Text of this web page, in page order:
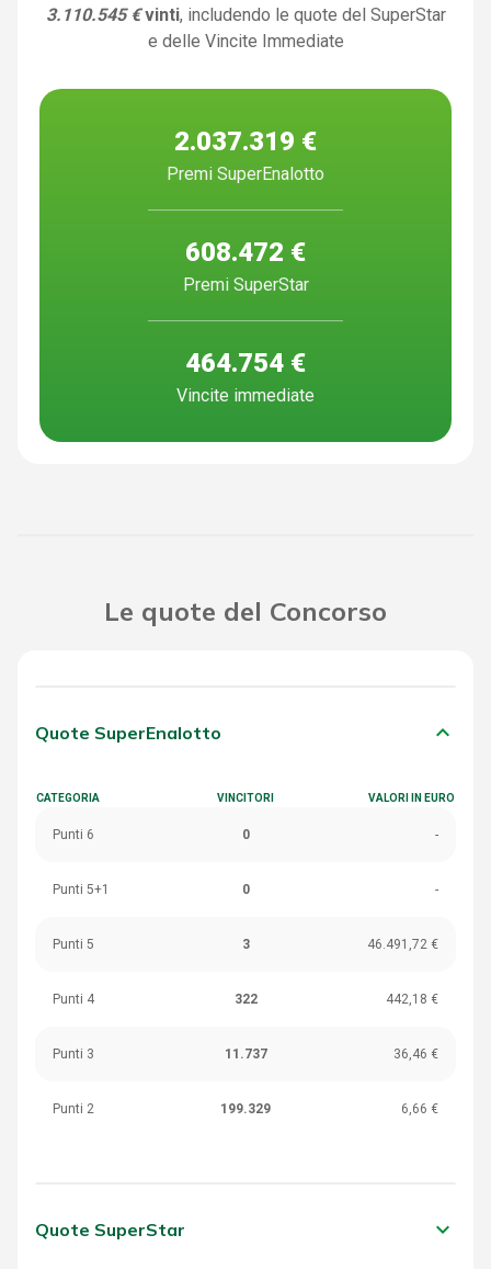
3.110.545 € vinti, includendo le quote del SuperStar
e delle Vincite Immediate
2.037.319 €
Premi SuperEnalotto
608.472 €
Premi SuperStar
464.754 €
Vincite immediate
Le quote del Concorso
Quote SuperEnalotto keyboard_arrow_down
CATEGORIA VINCITORI VALORI IN EURO
Punti 6 0 -
Punti 5+1 0 -
Punti 5 3 46.491,72 €
Punti 4 322 442,18 €
Punti 3 11.737 36,46 €
Punti 2 199.329 6,66 €
Quote SuperStar keyboard_arrow_down